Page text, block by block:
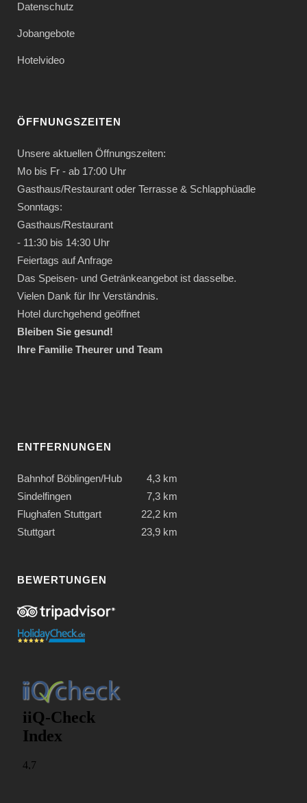
Datenschutz
Jobangebote
Hotelvideo
ÖFFNUNGSZEITEN
Unsere aktuellen Öffnungszeiten:
Mo bis Fr - ab 17:00 Uhr
Gasthaus/Restaurant oder Terrasse & Schlapphüadle
Sonntags:
Gasthaus/Restaurant
- 11:30 bis 14:30 Uhr
Feiertags auf Anfrage
Das Speisen- und Getränkeangebot ist dasselbe.
Vielen Dank für Ihr Verständnis.
Hotel durchgehend geöffnet
Bleiben Sie gesund!
Ihre Familie Theurer und Team
ENTFERNUNGEN
Bahnhof Böblingen/Hub
4,3 km
Sindelfingen
7,3 km
Flughafen Stuttgart
22,2 km
Stuttgart
23,9 km
BEWERTUNGEN